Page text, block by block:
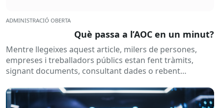
ADMINISTRACIÓ OBERTA
Què passa a l’AOC en un minut?
Mentre llegeixes aquest article, milers de persones,
empreses i treballadors públics estan fent tràmits,
signant documents, consultant dades o rebent
habitualment...